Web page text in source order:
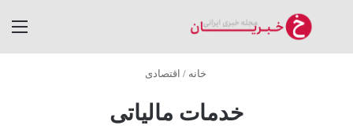
جستجو برای
خانه / اقتصادی
خدمات مالیاتی